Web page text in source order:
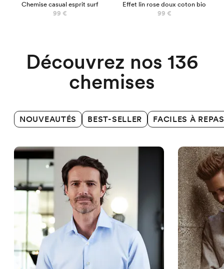
Chemise casual esprit surf
99 €
Effet lin rose doux coton bio
99 €
Découvrez nos 136
chemises
NOUVEAUTÉS BEST-SELLER FACILES À
Chemises Business